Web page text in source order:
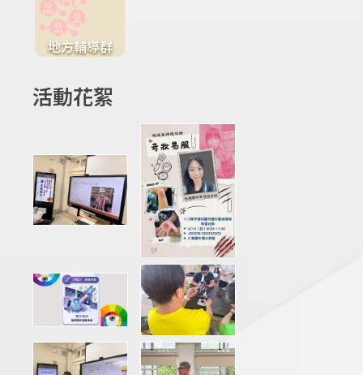
地方輔導群
活動花絮